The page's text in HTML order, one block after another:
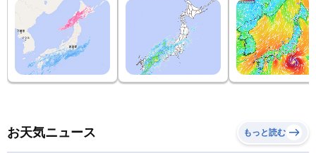
お天気ニュース もっと読む